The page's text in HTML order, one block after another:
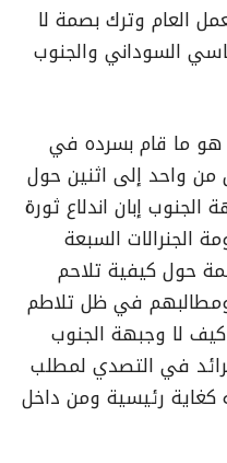
العام وترك بصمة لا
السوداني والجنوب
هو ما قام بسرده في
من واحد إلى اثنين حول
إبان اندلاع ثورة
الجنرالات السبعة
حول كيفية تلاحم
في ظل تلاطم
لا وجبهة الجنوب
في التصدي لمطلب
كغاية رئيسية ومن داخل